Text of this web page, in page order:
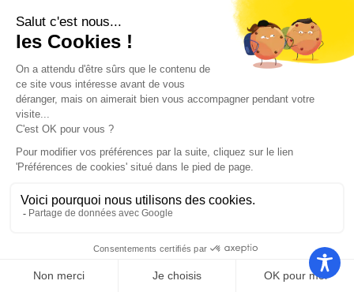
la millora manera possible, la supervivència
dels internats.
🇪🇸 Castellano
1939…
A partir del 28 de enero y hasta
cerca de 500.000 republicanos españoles —
Internacionales— llegan en el departamento
francesas, sorprendidas de deber acoger a
los refugiados españoles, establecen campos
de concentración a lo largo de la costa. A